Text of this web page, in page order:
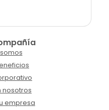
nosotros
empresa